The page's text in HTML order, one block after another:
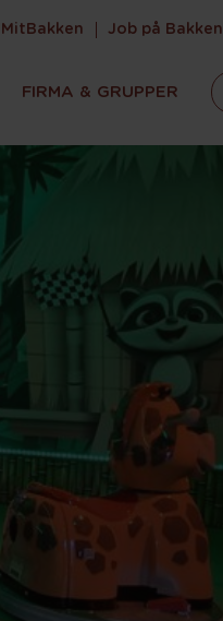
MitBakken Job på Bakken
FIRMA & GRUPPER